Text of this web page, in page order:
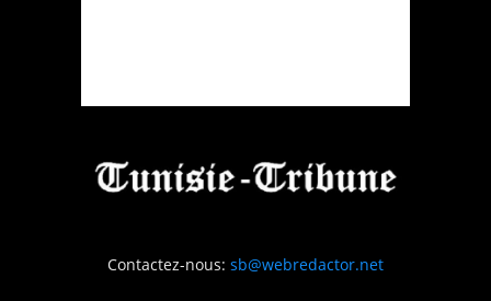
Contactez-nous: sb@webredactor.net